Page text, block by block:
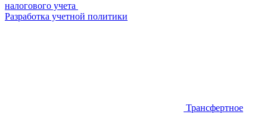
налогового учета
Разработка учетной политики
Трансфертное